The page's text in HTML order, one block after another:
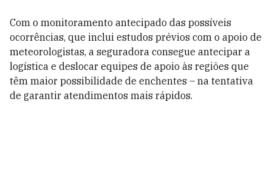
Com o monitoramento antecipado das possíveis
ocorrências, que inclui estudos prévios com o apoio de
meteorologistas, a seguradora consegue antecipar a
logística e deslocar equipes de apoio às regiões que
têm maior possibilidade de enchentes – na tentativa
de garantir atendimentos mais rápidos.